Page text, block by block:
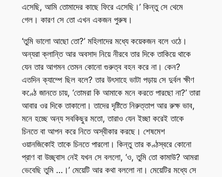
এসেছি, আমি তোমাদের কাছে ফিরে এসেছি।’ কিন্তু সে থেমে
গেল। কারণ সে তো এখন একজন পুরুষ।
‘তুমি ভালো আছো তো?’ মহিলাদের মধ্যে কয়েকজন বলে ওঠে।
অন্যরা ক্লান্তি আর অবসাদ নিয়ে নীরবে তার দিকে তাকিয়ে থাকে
যেন তার আগমন তেমন কোনো গুরুত্ব বহন করে না। কেন?
এতদিন ক্যাম্পে ছিল বলে? তার উৎসাহে ভাটা পড়ায় সে দুর্বল ক্ষীণ
কণ্ঠে জানতে চায়, ‘তোমরা কি আমাকে মনে করতে পারছো না?’ তারা
আবার ওর দিকে তাকালো। তাদের দৃষ্টিতে নিরুত্তাপ আর রুক্ষ ভাব,
মনে হচ্ছে অন্য সবকিছুর মতো, তারাও যেন ইচ্ছা করেই তাকে
চিনতে বা আপন করে নিতে অস্বীকার করছে। শেষমেশ
ওয়ানজিকোই তাকে চিনতে পারলো। কিন্তু তার কণ্ঠস্বরে কোনো
প্রাণ বা উচ্ছ্বাস নেই যখন সে বললো, ‘ও, তুমি তো কামাউ? আমরা
ভেবেছি তুমি …।’ মেয়েটি আর কথা বললো না। মেয়েটির মধ্যে সে